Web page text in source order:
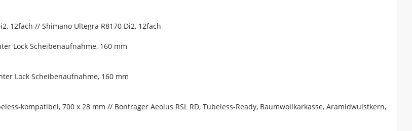
12fach // Shimano Ultegra R8170 Di2, 12fach
Lock Scheibenaufnahme, 160 mm
Lock Scheibenaufnahme, 160 mm
kompatibel, 700 x 28 mm // Bontrager Aeolus RSL RD, Tubeless-Ready, Baumwollkarkasse, Aramidwulstkern,